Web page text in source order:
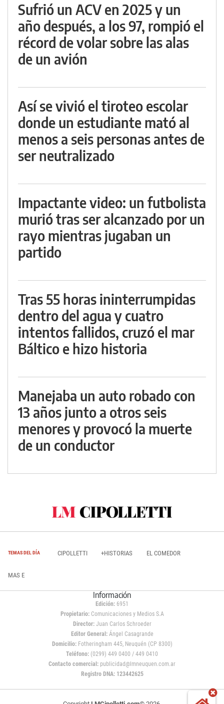
Sufrió un ACV en 2025 y un
año después, a los 97, rompió el
récord de volar sobre las alas
de un avión
Así se vivió el tiroteo escolar
donde un estudiante mató al
menos a seis personas antes de
ser neutralizado
Impactante video: un futbolista
murió tras ser alcanzado por un
rayo mientras jugaban un
partido
Tras 55 horas ininterrumpidas
dentro del agua y cuatro
intentos fallidos, cruzó el mar
Báltico e hizo historia
Manejaba un auto robado con
13 años junto a otros seis
menores y provocó la muerte
de un conductor
TEMAS DEL DÍA CIPOLLETTI +HISTORIAS EL COMEDOR
MAS E
Información
Edición: 6951
Propietario:Comunicaciones y Medios S.A
Director: Juan Carlos Schroeder
Editor General:Ángel Casagrande
Domicilio:Fotheringham 445, Neuquén (CP 8300)
Teléfono: (0299) 449 0400 / 449 0410
Contacto comercial: publicidad@lmneuquen.com.ar
Registro DNA: 123442625